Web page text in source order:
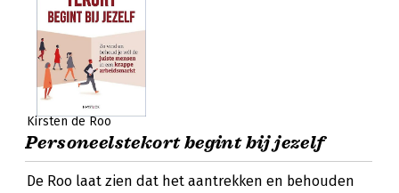
Kirsten de Roo
Personeelstekort begint bij jezelf
De Roo laat zien dat het aantrekken en behouden